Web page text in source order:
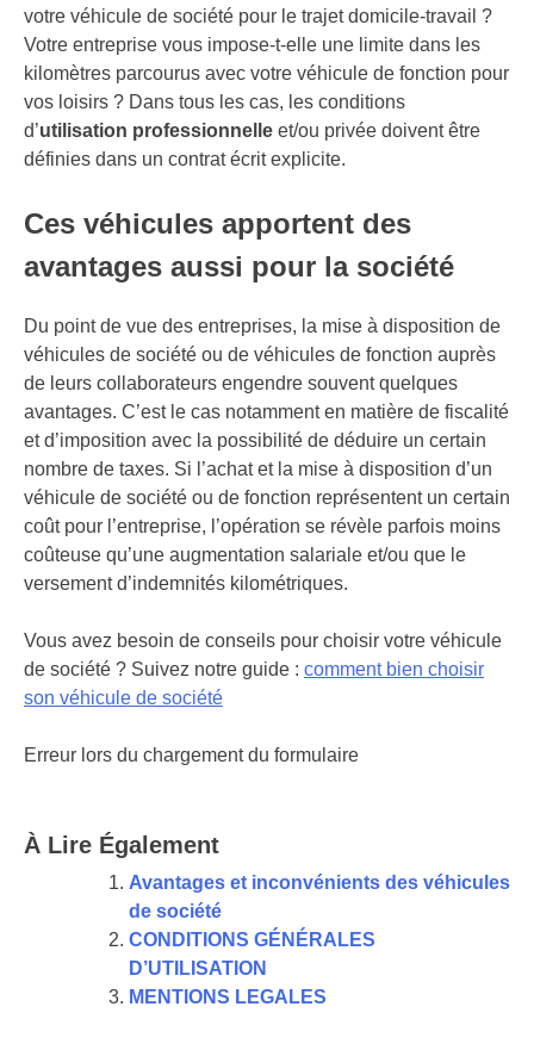
votre véhicule de société pour le trajet domicile-travail ?
Votre entreprise vous impose-t-elle une limite dans les
kilomètres parcourus avec votre véhicule de fonction pour
vos loisirs ? Dans tous les cas, les conditions
d’utilisation professionnelle et/ou privée doivent être
définies dans un contrat écrit explicite.
Ces véhicules apportent des
avantages aussi pour la société
Du point de vue des entreprises, la mise à disposition de
véhicules de société ou de véhicules de fonction auprès
de leurs collaborateurs engendre souvent quelques
avantages. C’est le cas notamment en matière de fiscalité
et d’imposition avec la possibilité de déduire un certain
nombre de taxes. Si l’achat et la mise à disposition d’un
véhicule de société ou de fonction représentent un certain
coût pour l’entreprise, l’opération se révèle parfois moins
coûteuse qu’une augmentation salariale et/ou que le
versement d’indemnités kilométriques.
Vous avez besoin de conseils pour choisir votre véhicule
de société ? Suivez notre guide : comment bien choisir
son véhicule de société
Erreur lors du chargement du formulaire
À Lire Également
Avantages et inconvénients des véhicules
de société
CONDITIONS GÉNÉRALES
D’UTILISATION
MENTIONS LEGALES